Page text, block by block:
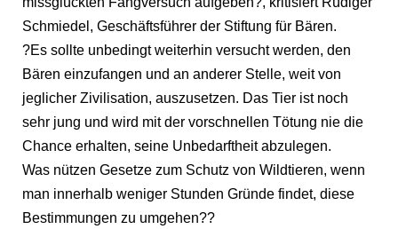
Schmiedel, Geschäftsführer der Stiftung für Bären.
?Es sollte unbedingt weiterhin versucht werden, den
Bären einzufangen und an anderer Stelle, weit von
jeglicher Zivilisation, auszusetzen. Das Tier ist noch
sehr jung und wird mit der vorschnellen Tötung nie die
Chance erhalten, seine Unbedarftheit abzulegen.
Was nützen Gesetze zum Schutz von Wildtieren, wenn
man innerhalb weniger Stunden Gründe findet, diese
Bestimmungen zu umgehen??